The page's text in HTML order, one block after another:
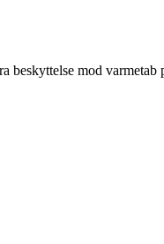
beskyttelse mod